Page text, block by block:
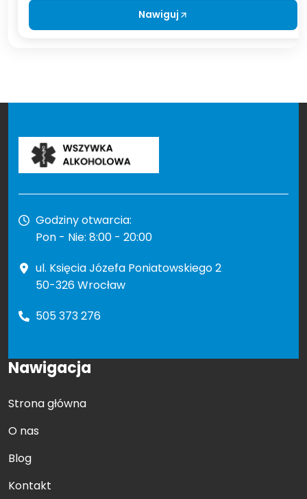
Nawiguj
Godziny otwarcia:
Pon - Nie: 8:00 - 20:00
ul. Księcia Józefa Poniatowskiego 2
50-326 Wrocław
505 373 276
Nawigacja
Strona główna
O nas
Blog
Kontakt